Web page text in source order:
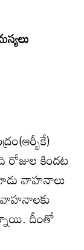
కిందట
వాహనాలు
దీంతో